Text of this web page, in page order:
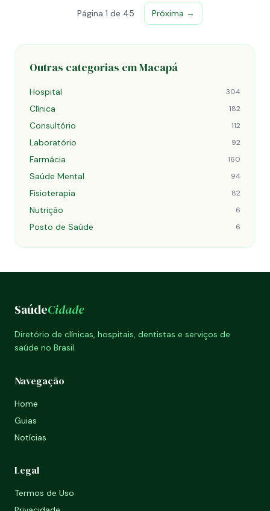
Página 1 de 45 Próxima →
Outras categorias em Macapá
Hospital 304
Clínica 182
Consultório 112
Laboratório 92
Farmácia 160
Saúde Mental 94
Fisioterapia 82
Nutrição 6
Posto de Saúde 6
SaúdeCidade
Diretório de clínicas, hospitais, dentistas e serviços de
saúde no Brasil.
Navegação
Home
Guias
Notícias
Legal
Termos de Uso